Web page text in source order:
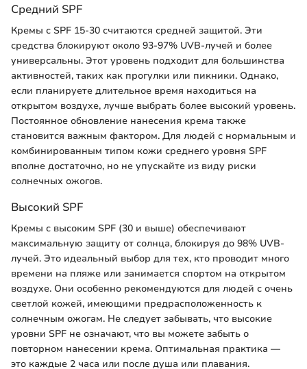
Средний SPF
Кремы с SPF 15-30 считаются средней защитой. Эти
средства блокируют около 93-97% UVB-лучей и более
универсальны. Этот уровень подходит для большинства
активностей, таких как прогулки или пикники. Однако,
если планируете длительное время находиться на
открытом воздухе, лучше выбрать более высокий уровень.
Постоянное обновление нанесения крема также
становится важным фактором. Для людей с нормальным и
комбинированным типом кожи среднего уровня SPF
вполне достаточно, но не упускайте из виду риски
солнечных ожогов.
Высокий SPF
Кремы с высоким SPF (30 и выше) обеспечивают
максимальную защиту от солнца, блокируя до 98% UVB-
лучей. Это идеальный выбор для тех, кто проводит много
времени на пляже или занимается спортом на открытом
воздухе. Они особенно рекомендуются для людей с очень
светлой кожей, имеющими предрасположенность к
солнечным ожогам. Не следует забывать, что высокие
уровни SPF не означают, что вы можете забыть о
повторном нанесении крема. Оптимальная практика —
это каждые 2 часа или после душа или плавания.